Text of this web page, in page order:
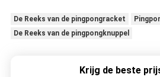
De Reeks van de pingpongracket
De Reeks van de pingpongknuppel
Krijg de beste